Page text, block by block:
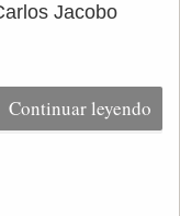
Jacobo
Continuar leyendo